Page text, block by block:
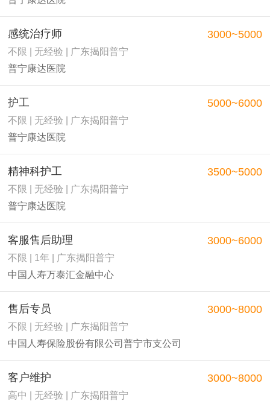
感统治疗师
不限 | 无经验 | 广东揭阳普宁
普宁康达医院
3000~5000
护工
不限 | 无经验 | 广东揭阳普宁
普宁康达医院
5000~6000
精神科护工
不限 | 无经验 | 广东揭阳普宁
普宁康达医院
3500~5000
客服售后助理
不限 | 1年 | 广东揭阳普宁
中国人寿万泰汇金融中心
3000~6000
售后专员
不限 | 无经验 | 广东揭阳普宁
中国人寿保险股份有限公司普宁市支公司
3000~8000
客户维护
高中 | 无经验 | 广东揭阳普宁
3000~8000